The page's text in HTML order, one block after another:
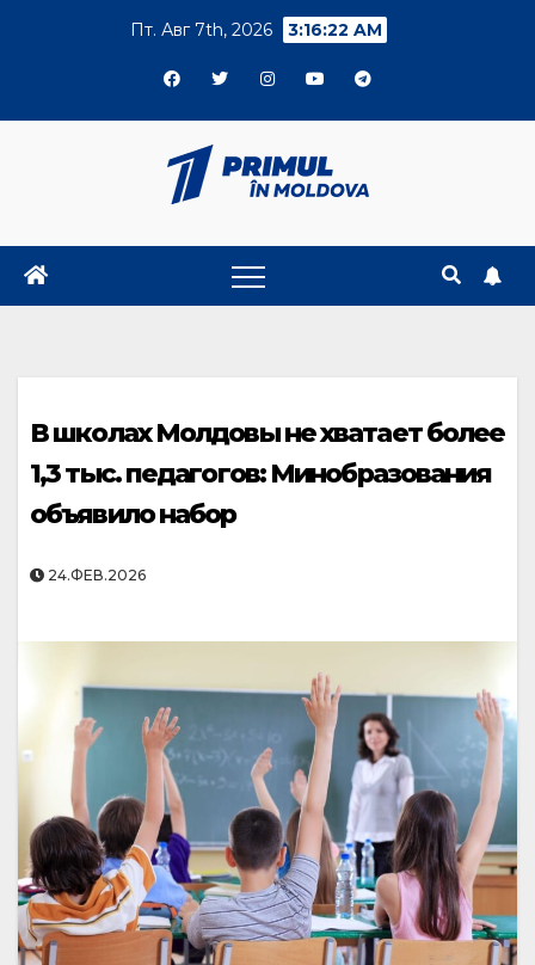
Пт. Авг 7th, 2026 3:16:23 AM
В школах Молдовы не хватает более
1,3 тыс. педагогов: Минобразования
объявило набор
24.ФЕВ.2026